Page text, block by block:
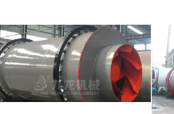
气流烘干机